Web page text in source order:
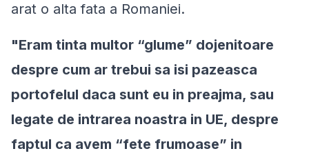
arat o alta fata a Romaniei.
"Eram tinta multor “glume” dojenitoare
despre cum ar trebui sa isi pazeasca
portofelul daca sunt eu in preajma, sau
legate de intrarea noastra in UE, despre
faptul ca avem “fete frumoase” in